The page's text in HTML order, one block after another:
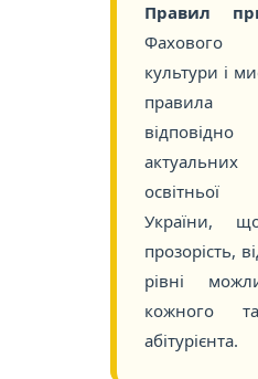
Правил
культури і
правила
України,
прозорість,
рівні
кожного
абітурієнта.